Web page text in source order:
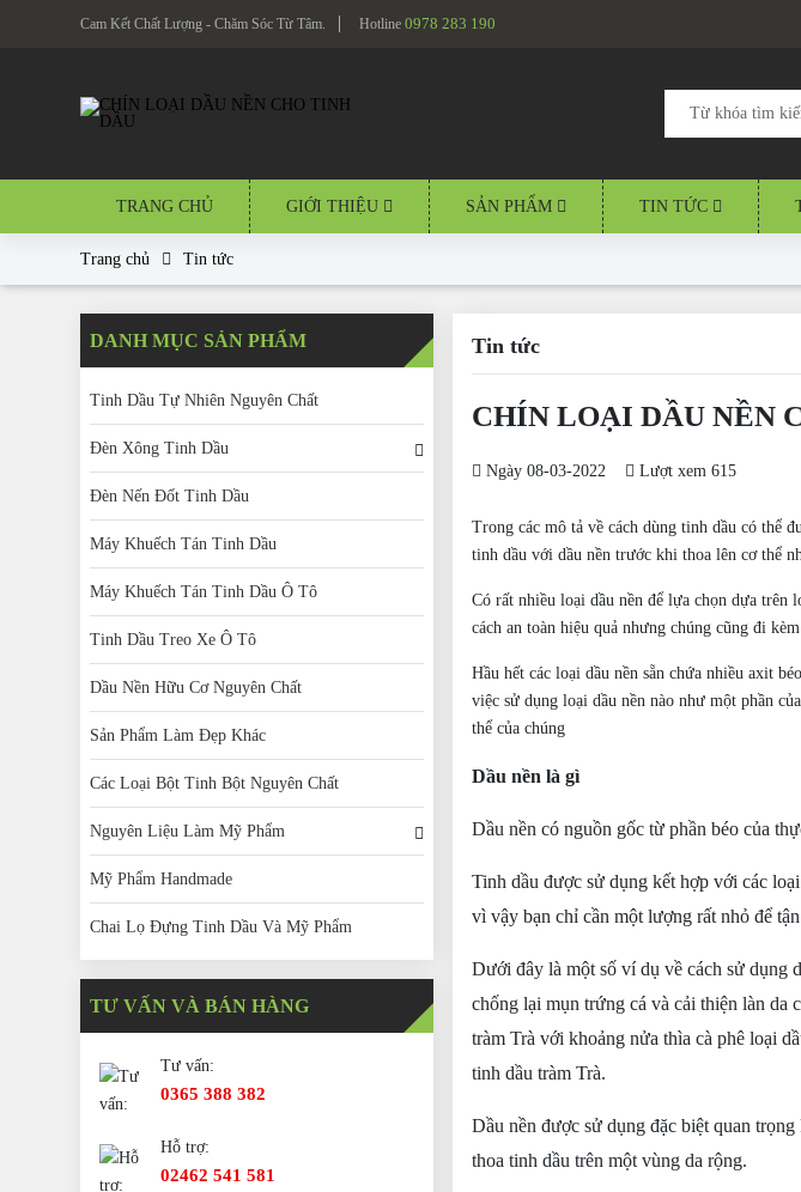
Cam Kết Chất Lượng - Chăm Sóc Từ Tâm. Hotline 0978 283 190
TRANG CHỦ GIỚI THIỆU SẢN PHẨM TIN TỨC
Trang chủ Tin tức
DANH MỤC SẢN PHẨM
Tinh Dầu Tự Nhiên Nguyên Chất
Đèn Xông Tinh Dầu
Đèn Nến Đốt Tinh Dầu
Máy Khuếch Tán Tinh Dầu
Máy Khuếch Tán Tinh Dầu Ô Tô
Tinh Dầu Treo Xe Ô Tô
Dầu Nền Hữu Cơ Nguyên Chất
Sản Phẩm Làm Đẹp Khác
Các Loại Bột Tinh Bột Nguyên Chất
Nguyên Liệu Làm Mỹ Phẩm
Mỹ Phẩm Handmade
Chai Lọ Đựng Tinh Dầu Và Mỹ Phẩm
TƯ VẤN VÀ BÁN HÀNG
Tư vấn:
0365 388 382
Hỗ trợ:
02462 541 581
Tin tức
CHÍN LOẠI DẦU NỀN
Ngày 08-03-2022 Lượt xem 615
Trong các mô tả về cách dùng tinh dầu có thể
tinh dầu với dầu nền trước khi thoa lên cơ thể
Có rất nhiều loại dầu nền để lựa chọn dựa trên
cách an toàn hiệu quả nhưng chúng cũng đi
Hầu hết các loại dầu nền sẵn chứa nhiều axit
việc sử dụng loại dầu nền nào như một phần
thể của chúng
Dầu nền là gì
Dầu nền có nguồn gốc từ phần béo của
Tinh dầu được sử dụng kết hợp với các
vì vậy bạn chỉ cần một lượng rất nhỏ để
Dưới đây là một số ví dụ về cách sử dụng d
chống lại mụn trứng cá và cải thiện làn da
tràm Trà với khoảng nửa thìa cà phê loại
tinh dầu tràm Trà.
Dầu nền được sử dụng đặc biệt quan trọng
thoa tinh dầu trên một vùng da rộng.